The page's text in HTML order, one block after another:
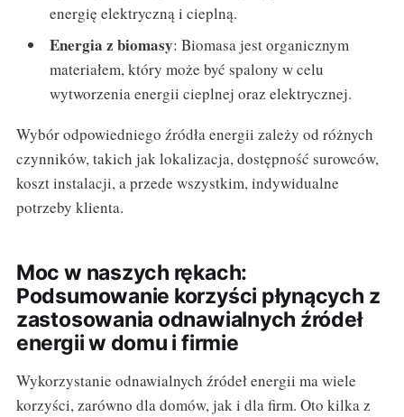
energię elektryczną i cieplną.
Energia z biomasy: Biomasa jest organicznym
materiałem, który może być spalony w celu
wytworzenia energii cieplnej oraz elektrycznej.
Wybór odpowiedniego źródła energii zależy od różnych
czynników, takich jak lokalizacja, dostępność surowców,
koszt instalacji, a przede wszystkim, indywidualne
potrzeby klienta.
Moc w naszych rękach:
Podsumowanie korzyści płynących z
zastosowania odnawialnych źródeł
energii w domu i firmie
Wykorzystanie odnawialnych źródeł energii ma wiele
korzyści, zarówno dla domów, jak i dla firm. Oto kilka z